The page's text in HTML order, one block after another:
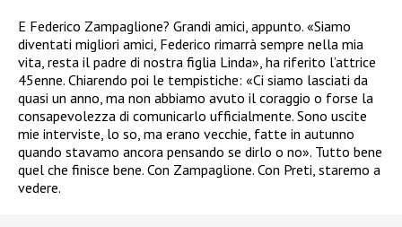
E Federico Zampaglione? Grandi amici, appunto. «Siamo
diventati migliori amici, Federico rimarrà sempre nella mia
vita, resta il padre di nostra figlia Linda», ha riferito l’attrice
45enne. Chiarendo poi le tempistiche: «Ci siamo lasciati da
quasi un anno, ma non abbiamo avuto il coraggio o forse la
consapevolezza di comunicarlo ufficialmente. Sono uscite
mie interviste, lo so, ma erano vecchie, fatte in autunno
quando stavamo ancora pensando se dirlo o no». Tutto bene
quel che finisce bene. Con Zampaglione. Con Preti, staremo a
vedere.